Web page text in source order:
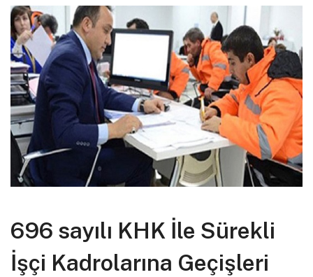
696 sayılı KHK İle Sürekli
İşçi Kadrolarına Geçişleri